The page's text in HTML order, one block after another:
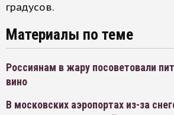
градусов.
Материалы по теме
Россиянам в жару посоветовали
вино
В московских аэропортах из-за